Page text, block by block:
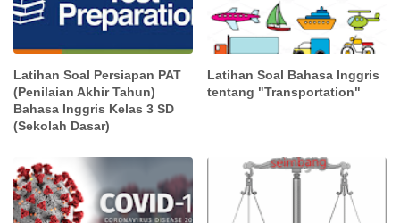
Latihan Soal Persiapan PAT
(Penilaian Akhir Tahun)
Bahasa Inggris Kelas 3 SD
(Sekolah Dasar)
Latihan Soal Bahasa Inggris
tentang "Transportation"